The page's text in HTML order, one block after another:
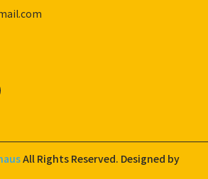
All Rights Reserved. Designed by